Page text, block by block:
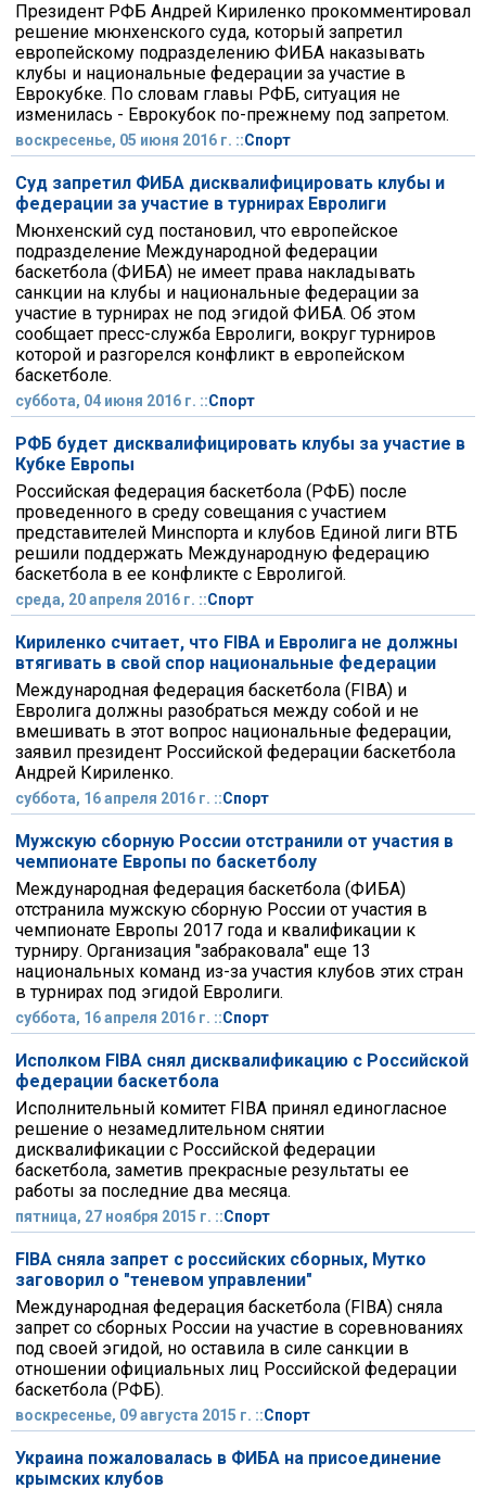
Президент РФБ Андрей Кириленко прокомментировал
решение мюнхенского суда, который запретил
европейскому подразделению ФИБА наказывать
клубы и национальные федерации за участие в
Еврокубке. По словам главы РФБ, ситуация не
изменилась - Еврокубок по-прежнему под запретом.
воскресенье, 05 июня 2016 г. ::Спорт
Суд запретил ФИБА дисквалифицировать клубы и
федерации за участие в турнирах Евролиги
Мюнхенский суд постановил, что европейское
подразделение Международной федерации
баскетбола (ФИБА) не имеет права накладывать
санкции на клубы и национальные федерации за
участие в турнирах не под эгидой ФИБА. Об этом
сообщает пресс-служба Евролиги, вокруг турниров
которой и разгорелся конфликт в европейском
баскетболе.
суббота, 04 июня 2016 г. ::Спорт
РФБ будет дисквалифицировать клубы за участие в
Кубке Европы
Российская федерация баскетбола (РФБ) после
проведенного в среду совещания с участием
представителей Минспорта и клубов Единой лиги ВТБ
решили поддержать Международную федерацию
баскетбола в ее конфликте с Евролигой.
среда, 20 апреля 2016 г. ::Спорт
Кириленко считает, что FIBA и Евролига не должны
втягивать в свой спор национальные федерации
Международная федерация баскетбола (FIBA) и
Евролига должны разобраться между собой и не
вмешивать в этот вопрос национальные федерации,
заявил президент Российской федерации баскетбола
Андрей Кириленко.
суббота, 16 апреля 2016 г. ::Спорт
Мужскую сборную России отстранили от участия в
чемпионате Европы по баскетболу
Международная федерация баскетбола (ФИБА)
отстранила мужскую сборную России от участия в
чемпионате Европы 2017 года и квалификации к
турниру. Организация "забраковала" еще 13
национальных команд из-за участия клубов этих стран
в турнирах под эгидой Евролиги.
суббота, 16 апреля 2016 г. ::Спорт
Исполком FIBA снял дисквалификацию с Российской
федерации баскетбола
Исполнительный комитет FIBA принял единогласное
решение о незамедлительном снятии
дисквалификации с Российской федерации
баскетбола, заметив прекрасные результаты ее
работы за последние два месяца.
пятница, 27 ноября 2015 г. ::Спорт
FIBA сняла запрет с российских сборных, Мутко
заговорил о "теневом управлении"
Международная федерация баскетбола (FIBA) сняла
запрет со сборных России на участие в соревнованиях
под своей эгидой, но оставила в силе санкции в
отношении официальных лиц Российской федерации
баскетбола (РФБ).
воскресенье, 09 августа 2015 г. ::Спорт
Украина пожаловалась в ФИБА на присоединение
крымских клубов